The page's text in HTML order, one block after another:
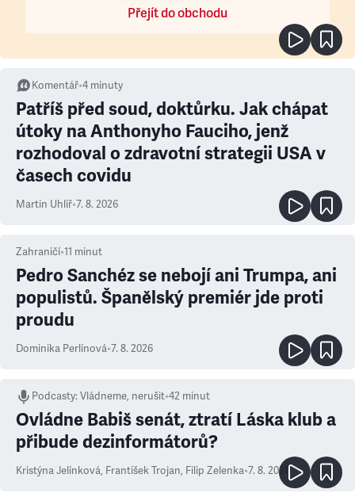
Přejít do obchodu
Komentář•4 minuty
Patříš před soud, doktůrku. Jak chápat
útoky na Anthonyho Fauciho, jenž
rozhodoval o zdravotní strategii USA v
časech covidu
Martin Uhlíř•7. 8. 2026
Zahraničí•11 minut
Pedro Sanchéz se nebojí ani Trumpa, ani
populistů. Španělský premiér jde proti
proudu
Dominika Perlínová•7. 8. 2026
Podcasty:Vládneme, nerušit•42 minut
Ovládne Babiš senát, ztratí Láska klub a
přibude dezinformátorů?
Kristýna Jelínková, František Trojan, Filip Zelenka•7. 8. 2026